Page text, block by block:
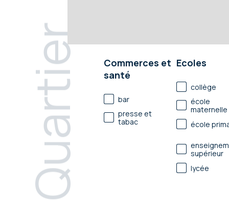
Quartier
Commerces et
santé
bar
presse et
tabac
Ecoles
collège
école
maternelle
école
supérieur
lycée